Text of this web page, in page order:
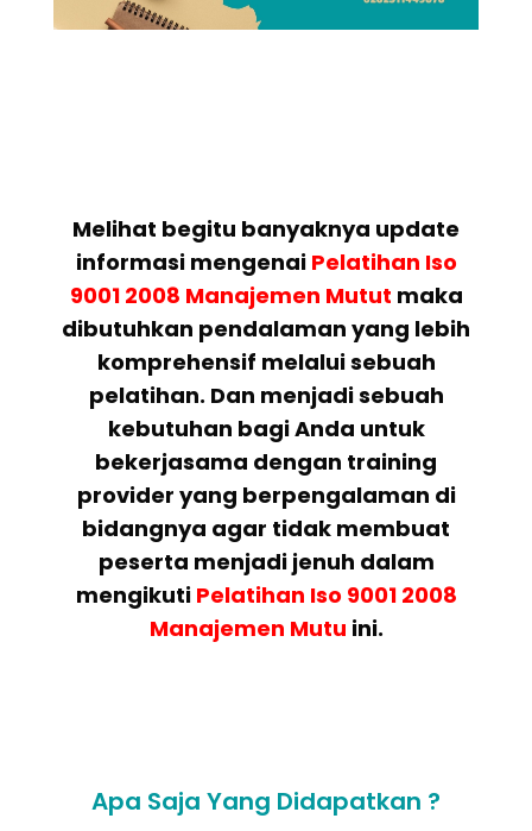
Melihat begitu banyaknya update
informasi mengenai Pelatihan Iso
9001 2008 Manajemen Mutut maka
dibutuhkan pendalaman yang lebih
komprehensif melalui sebuah
pelatihan. Dan menjadi sebuah
kebutuhan bagi Anda untuk
bekerjasama dengan training
provider yang berpengalaman di
bidangnya agar tidak membuat
peserta menjadi jenuh dalam
mengikuti Pelatihan Iso 9001 2008
Manajemen Mutu ini.
Apa Saja Yang Didapatkan ?